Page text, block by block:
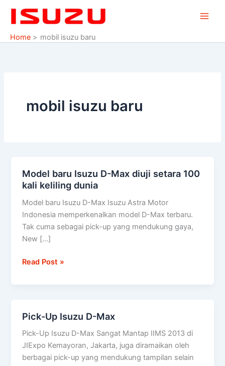
Home
mobil isuzu baru
mobil isuzu baru
Model baru Isuzu D-Max diuji setara 100
kali keliling dunia
Model baru Isuzu D-Max Isuzu Astra Motor
Indonesia memperkenalkan model D-Max terbaru.
Tak cuma sebagai pick-up yang mendukung gaya,
New […]
Model
baru
Isuzu
D-
Max
diuji
100
Read Post »
Pick-Up Isuzu D-Max
Pick-Up Isuzu D-Max Sangat Mantap IIMS 2013 di
JIExpo Kemayoran, Jakarta, juga diramaikan oleh
berbagai pick-up yang mendukung tampilan selain
Pick-